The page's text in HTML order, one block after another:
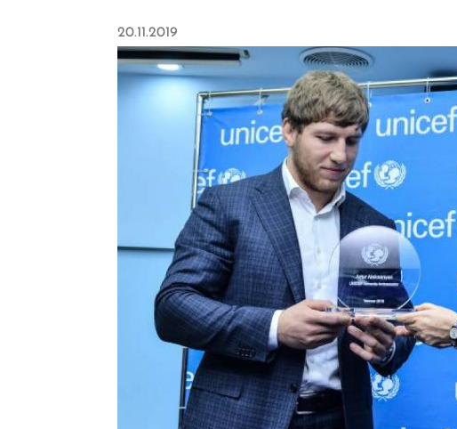
20.11.2019